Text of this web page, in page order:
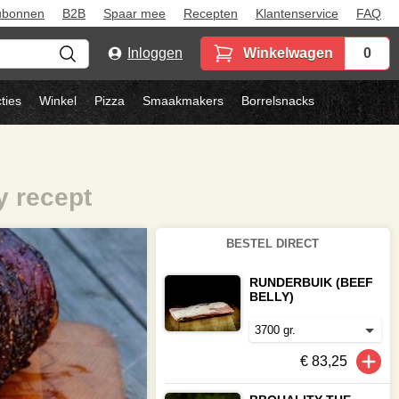
B2B Spaar mee Recepten Klantenservice FAQ
Inloggen Winkelwagen 0
Winkel Pizza Smaakmakers Borrelsnacks
recept
BESTEL DIRECT
RUNDERBUIK (BEEF
BELLY)
€ 83,25